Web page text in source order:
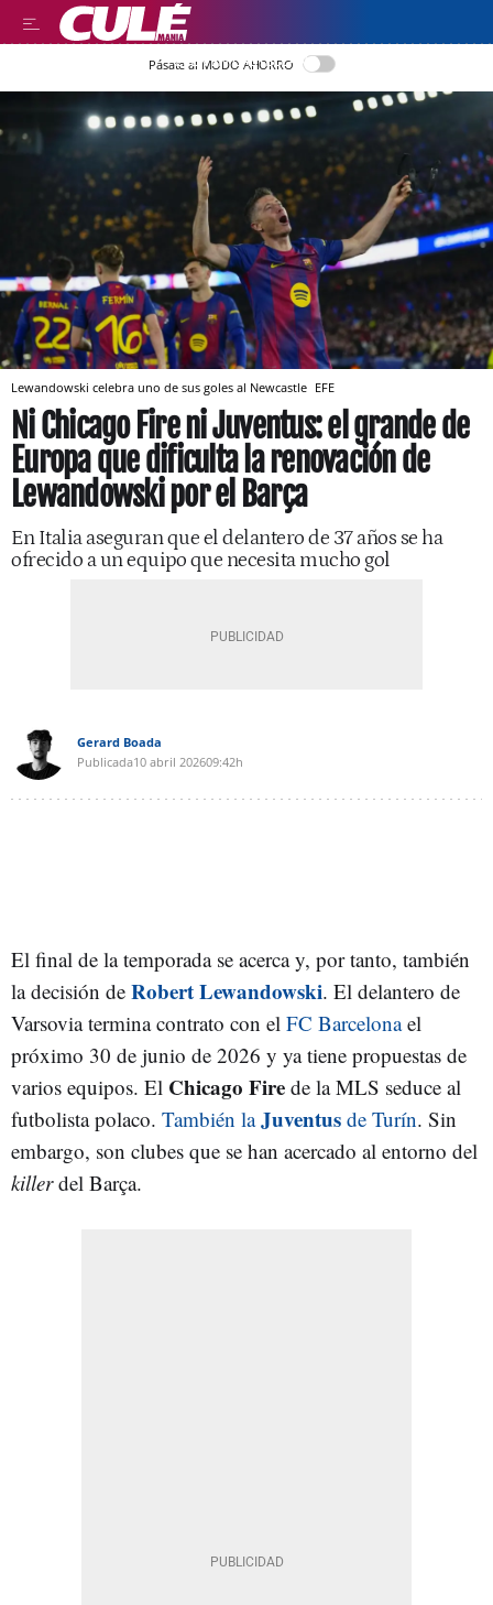
LEER EN CASTELLANO
Pásate al MODO AHORRO
Lewandowski celebra uno de sus goles al Newcastle EFE
Ni Chicago Fire ni Juventus: el grande de
Europa que dificulta la renovación de
Lewandowski por el Barça
En Italia aseguran que el delantero de 37 años se ha
ofrecido a un equipo que necesita mucho gol
Gerard Boada
Publicada10 abril 202609:42h
El final de la temporada se acerca y, por tanto, también
la decisión de Robert Lewandowski. El delantero de
Varsovia termina contrato con el FC Barcelonael
próximo 30 de junio de 2026 y ya tiene propuestas de
varios equipos. El Chicago Fire de la MLS seduce al
futbolista polaco. También laJuventus de Turín. Sin
embargo, son clubes que se han acercado al entorno del
killerdel Barça.